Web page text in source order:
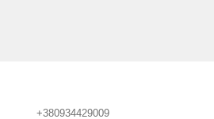
+380934429009